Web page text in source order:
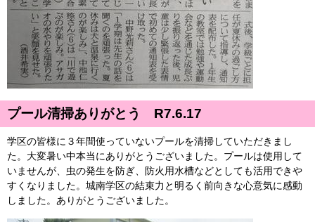
プール清掃ありがとう R7.6.17
学区の皆様に３年間使っていないプールを清掃していただきまし
た。大変暑い中本当にありがとうございました。プールは使用して
いませんが、虫の発生を防ぎ、防火用水槽などとしても活用できや
すくなりました。城南学区の結束力と明るく前向きな心意気に感動
しました。ありがとうございました。